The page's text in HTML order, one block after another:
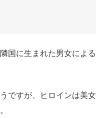
国に生まれた男女による
ですが、ヒロインは美女